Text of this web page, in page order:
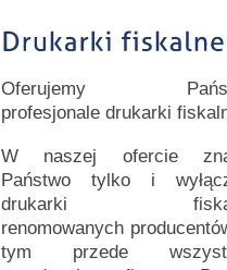
Oferujemy
profesjonale drukarki
W naszej ofercie
Państwo tylko i
drukarki
renomowanych
tym przede